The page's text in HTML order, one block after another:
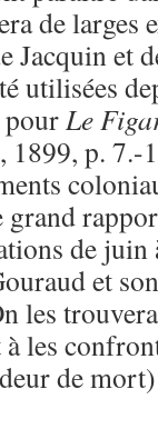
de larges
Jacquin et
utilisées
Le
, 1899, p. 7.-
grand
de juin
et
les
les
de